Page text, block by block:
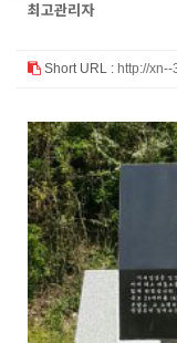
최고관리자
Short URL : http://